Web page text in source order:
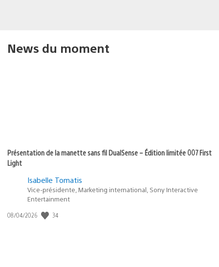
News du moment
Présentation de la manette sans fil DualSense – Édition limitée 007 First
Light
Isabelle Tomatis
Vice-présidente, Marketing international, Sony Interactive
Entertainment
Date
08/04/2026 34